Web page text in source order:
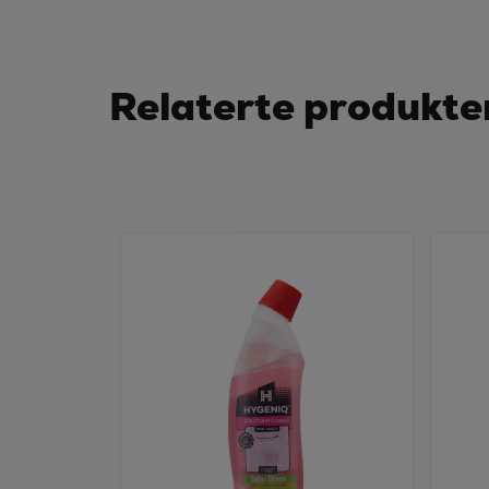
Relaterte